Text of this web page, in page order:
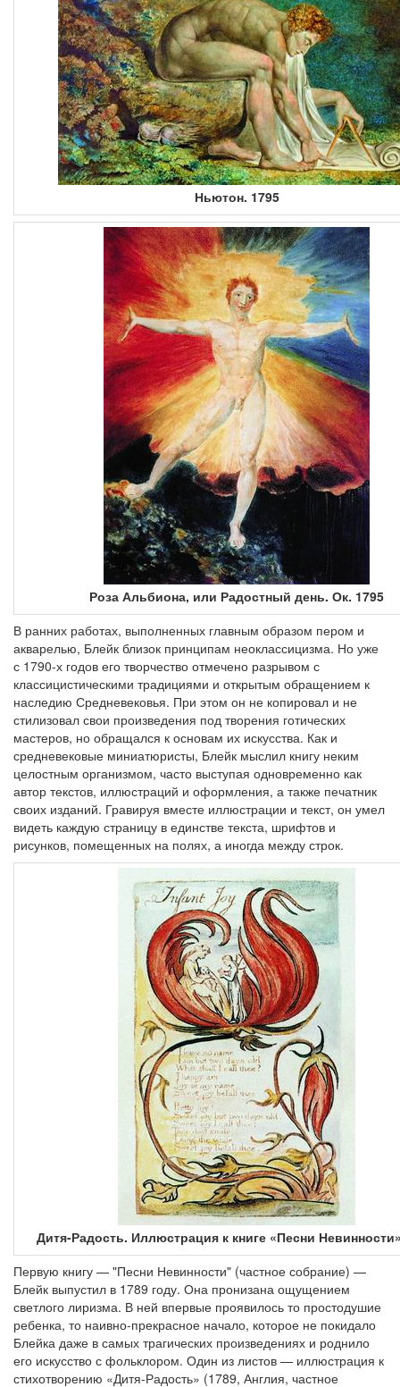
Ньютон. 1795
Роза Альбиона, или Радостный день. Ок. 1795
В ранних работах, выполненных главным образом пером и
акварелью, Блейк близок принципам неоклассицизма. Но уже
с 1790-х годов его творчество отмечено разрывом с
классицистическими традициями и открытым обращением к
наследию Средневековья. При этом он не копировал и не
стилизовал свои произведения под творения готических
мастеров, но обращался к основам их искусства. Как и
средневековые миниатюристы, Блейк мыслил книгу неким
целостным организмом, часто выступая одновременно как
автор текстов, иллюстраций и оформления, а также печатник
своих изданий. Гравируя вместе иллюстрации и текст, он умел
видеть каждую страницу в единстве текста, шрифтов и
рисунков, помещенных на полях, а иногда между строк.
Дитя-Радость. Иллюстрация к книге «Песни
Первую книгу — "Песни Невинности" (частное собрание) —
Блейк выпустил в 1789 году. Она пронизана ощущением
светлого лиризма. В ней впервые проявилось то простодушие
ребенка, то наивно-прекрасное начало, которое не покидало
Блейка даже в самых трагических произведениях и роднило
его искусство с фольклором. Один из листов — иллюстрация к
стихотворению «Дитя-Радость» (1789, Англия, частное